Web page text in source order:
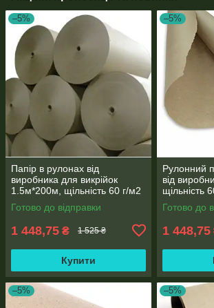
–5%
Папір в рулонах від
виробника для викрійок
1.5м*200м, щільність 60 г/м2
Готово до відправки
1 448,75 ₴ 1 525 ₴
Купити
–5%
Рулонний
від
щільність
Готово до
1 448,75
–5% –5%